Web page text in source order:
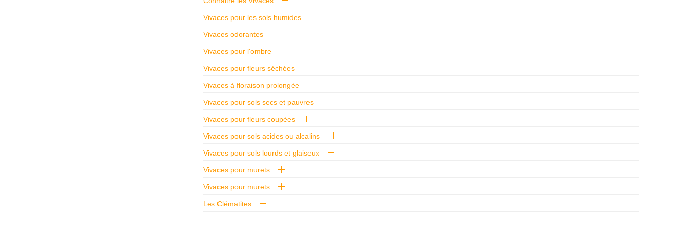
Vivaces pour les sols humides
Vivaces odorantes
Vivaces pour l'ombre
Vivaces pour fleurs séchées
Vivaces à floraison prolongée
Vivaces pour sols secs et pauvres
Vivaces pour fleurs coupées
Vivaces pour sols acides ou alcalins
Vivaces pour sols lourds et glaiseux
Vivaces pour murets
Vivaces pour murets
Les Clématites